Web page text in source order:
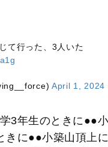
て行った、3人いた
April 1, 2024
3年生のときに●●
に●●小築山頂上